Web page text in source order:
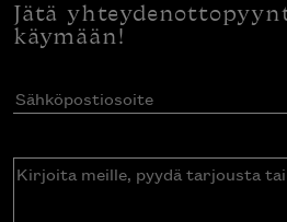
Jätä
käymään!
Sähköpostiosoite(Pakollinen)
Kirjoita